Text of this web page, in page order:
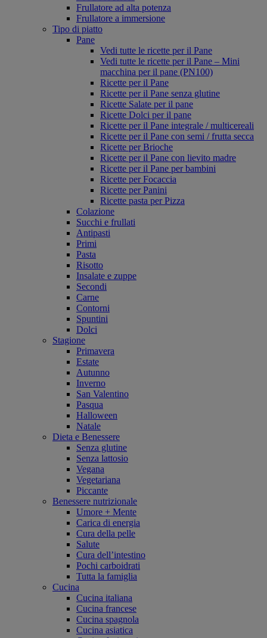
Frullatore ad alta potenza
Frullatore a immersione
Tipo di piatto
Pane
Vedi tutte le ricette per il Pane
Vedi tutte le ricette per il Pane – Mini
macchina per il pane (PN100)
Ricette per il Pane
Ricette per il Pane senza glutine
Ricette Salate per il pane
Ricette Dolci per il pane
Ricette per il Pane integrale / multicereali
Ricette per il Pane con semi / frutta secca
Ricette per Brioche
Ricette per il Pane con lievito madre
Ricette per il Pane per bambini
Ricette per Focaccia
Ricette per Panini
Ricette pasta per Pizza
Colazione
Succhi e frullati
Antipasti
Primi
Pasta
Risotto
Insalate e zuppe
Secondi
Carne
Contorni
Spuntini
Dolci
Stagione
Primavera
Estate
Autunno
Inverno
San Valentino
Pasqua
Halloween
Natale
Dieta e Benessere
Senza glutine
Senza lattosio
Vegana
Vegetariana
Piccante
Benessere nutrizionale
Umore + Mente
Carica di energia
Cura della pelle
Salute
Cura dell’intestino
Pochi carboidrati
Tutta la famiglia
Cucina
Cucina italiana
Cucina francese
Cucina spagnola
Cucina asiatica